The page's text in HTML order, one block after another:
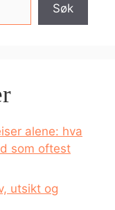
Søk
alene: hva
som oftest
utsikt og